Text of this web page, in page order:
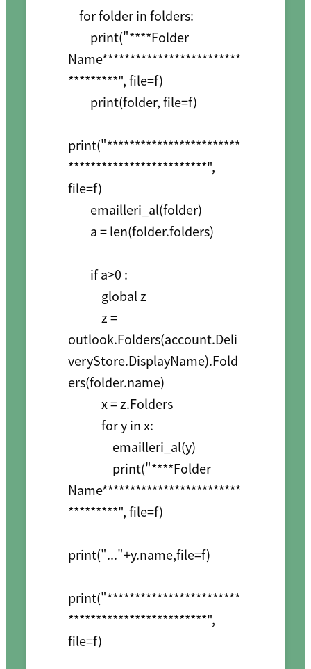
    for folder in folders:
        print("****Folder
Name*************************
*********", file=f)
        print(folder, file=f)
print("************************
*************************",
file=f)
        emailleri_al(folder)
        a = len(folder.folders)
        if a>0 :
            global z
            z =
outlook.Folders(account.Deli
veryStore.DisplayName).Fold
ers(folder.name)
            x = z.Folders
            for y in x:
                emailleri_al(y)
                print("****Folder
Name*************************
*********", file=f)
print("..."+y.name,file=f)
print("************************
*************************",
file=f)